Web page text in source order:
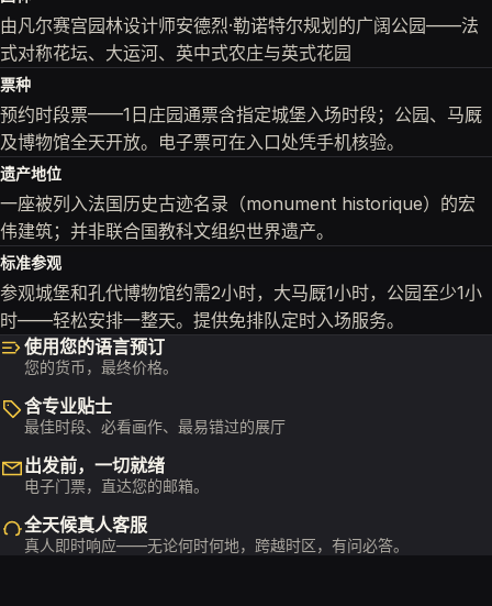
由凡尔赛宫园林设计师安德烈·勒诺特尔规划的广阔公园——法
式对称花坛、大运河、英中式农庄与英式花园
票种
预约时段票——1日庄园通票含指定城堡入场时段；公园、马厩
及博物馆全天开放。电子票可在入口处凭手机核验。
遗产地位
一座被列入法国历史古迹名录（monument historique）的宏
伟建筑；并非联合国教科文组织世界遗产。
标准参观
参观城堡和孔代博物馆约需2小时，大马厩1小时，公园至少1小
时——轻松安排一整天。提供免排队定时入场服务。
使用您的语言预订
您的货币，最终价格。
含专业贴士
最佳时段、必看画作、最易错过的展厅
出发前，一切就绪
电子门票，直达您的邮箱。
全天候真人客服
真人即时响应——无论何时何地，跨越时区，有问必答。